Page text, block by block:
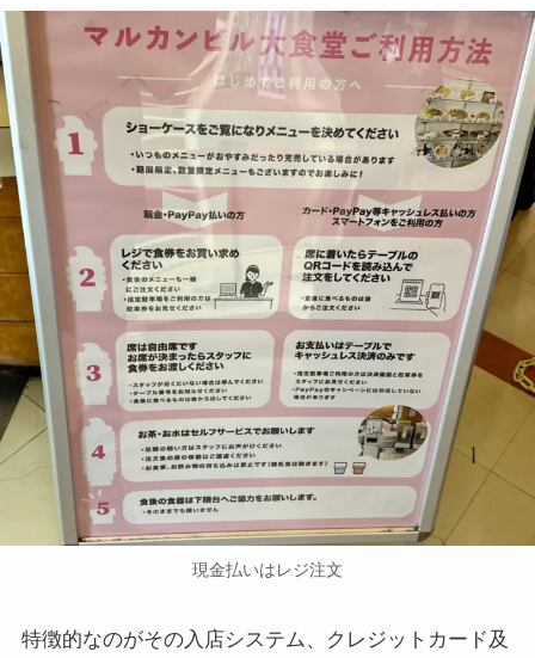
現金払いはレジ注文
特徴的なのがその入店システム、クレジットカード及